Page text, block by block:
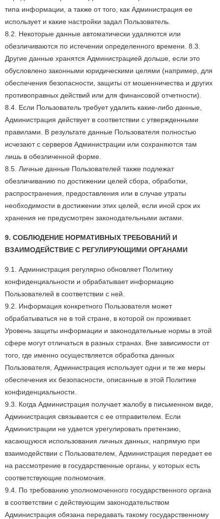
типа информации, а также от того, как Администрация ее
использует и какие настройки задал Пользователь.
8.2. Некоторые данные автоматически удаляются или
обезличиваются по истечении определенного времени. 8.3.
Другие данные хранятся Администрацией дольше, если это
обусловлено законными юридическими целями (например, для
обеспечения безопасности, защиты от мошенничества и других
противоправных действий или для финансовой отчетности).
8.4. Если Пользователь требует удалить какие-либо данные,
Администрация действует в соответствии с утвержденными
правилами. В результате данные Пользователя полностью
исчезают с серверов Администрации или сохраняются там
лишь в обезличенной форме.
8.5. Личные данные Пользователей также подлежат
обезличиванию по достижении целей сбора, обработки,
распространения, предоставления или в случае утраты
необходимости в достижении этих целей, если иной срок их
хранения не предусмотрен законодательными актами.
9. СОБЛЮДЕНИЕ НОРМАТИВНЫХ ТРЕБОВАНИЙ И
ВЗАИМОДЕЙСТВИЕ С РЕГУЛИРУЮЩИМИ ОРГАНАМИ
9.1. Администрация регулярно обновляет Политику
конфиденциальности и обрабатывает информацию
Пользователей в соответствии с ней.
9.2. Информация конкретного Пользователя может
обрабатываться не в той стране, в которой он проживает.
Уровень защиты информации и законодательные нормы в этой
сфере могут отличаться в разных странах. Вне зависимости от
того, где именно осуществляется обработка данных
Пользователя, Администрация использует одни и те же меры
обеспечения их безопасности, описанные в этой Политике
конфиденциальности.
9.3. Когда Администрация получает жалобу в письменном виде,
Администрация связывается с ее отправителем. Если
Администрации не удается урегулировать претензию,
касающуюся использования личных данных, напрямую при
взаимодействии с Пользователем, Администрация передает ее
на рассмотрение в государственные органы, у которых есть
соответствующие полномочия.
9.4. По требованию уполномоченного государственного органа
в соответствии с действующим законодательством
Администрация обязана передавать такому государственному